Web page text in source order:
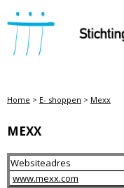
STICHTING
Home > E- shoppen > Mexx
MEXX
Websiteadres
www.mexx.com